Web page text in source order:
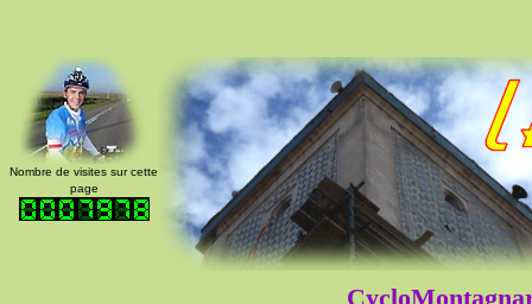
Nombre de visites sur cette
page